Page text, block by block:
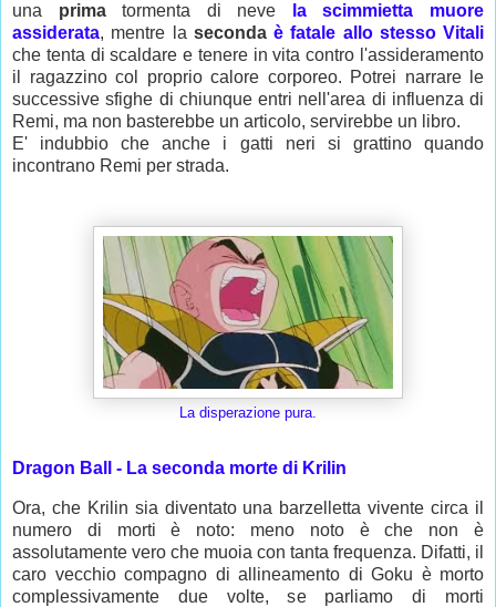
una primatormenta di neve
la scimmietta muore
assiderata, mentre la seconda è fatale allo stesso Vitali
che tenta di scaldare e tenere in vita contro l'assideramento
il ragazzino col proprio calore corporeo. Potrei narrare le
successive sfighe di chiunque entri nell'area di influenza di
Remi, ma non basterebbe un articolo, servirebbe un libro.
E' indubbio che anche i gatti neri si grattino quando
incontrano Remi per strada.
La disperazione pura.
Dragon Ball - La seconda morte di Krilin
Ora, che Krilin sia diventato una barzelletta vivente circa il
numero di morti è noto: meno noto è che non è
assolutamente vero che muoia con tanta frequenza. Difatti, il
caro vecchio compagno di allineamento di Goku è morto
complessivamente due volte, se parliamo di morti